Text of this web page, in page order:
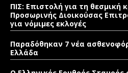
ΠΙΣ: Επιστολή για τη θεσμική
Προσωρινής Διοικούσας
για νόμιμες εκλογές
Παραδόθηκαν 7 νέα
Ελλάδα